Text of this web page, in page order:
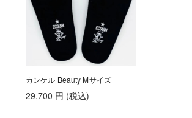
カンケル Beauty Mサイズ
29,700 円 (税込)